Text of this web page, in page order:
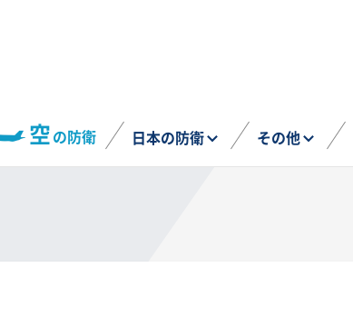
空の防衛 日本の防衛 その他